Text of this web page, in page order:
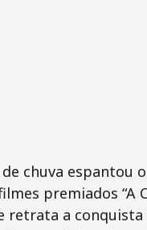
chuva espantou
premiados “A
retrata a